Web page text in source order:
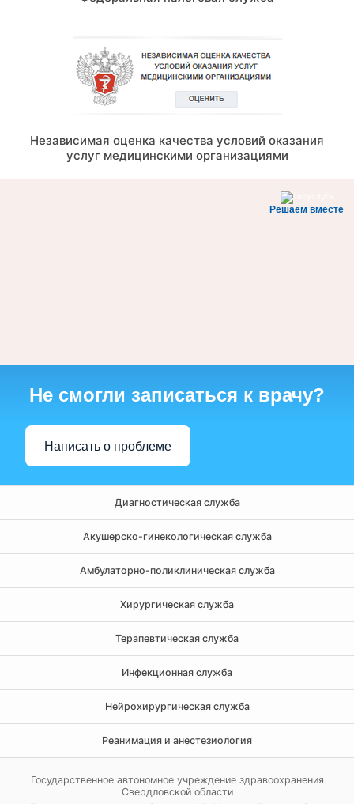
Независимая оценка качества условий оказания
услуг медицинскими организациями
Решаем вместе
Не смогли записаться к врачу?
Написать о проблеме
Диагностическая служба
Акушерско-гинекологическая служба
Амбулаторно-поликлиническая служба
Хирургическая служба
Терапевтическая служба
Инфекционная служба
Нейрохирургическая служба
Реанимация и анестезиология
Государственное автономное учреждение здравоохранения
Свердловской области